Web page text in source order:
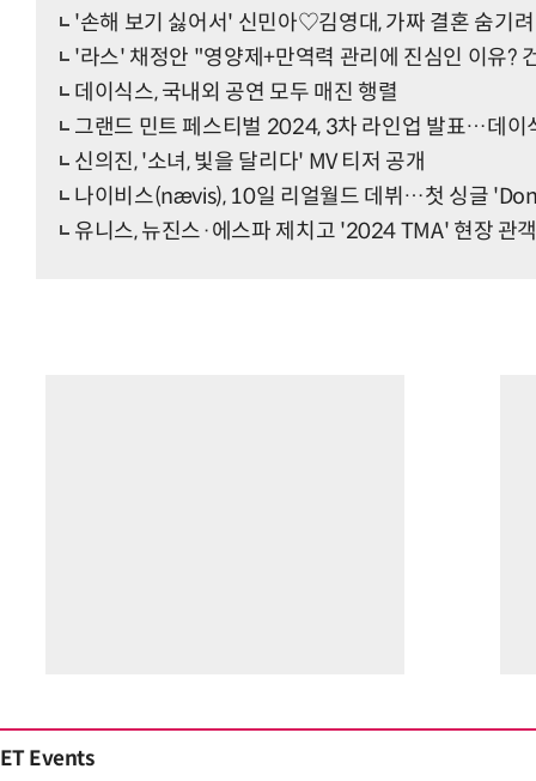
'손해 보기 싫어서' 신민아♡김영대, 가짜 결혼 숨기
'라스' 채정안 "영양제+만역력 관리에 진심인 이유?
데이식스, 국내외 공연 모두 매진 행렬
그랜드 민트 페스티벌 2024, 3차 라인업 발표…데이
신의진, '소녀, 빛을 달리다' MV 티저 공개
나이비스(nævis), 10일 리얼월드 데뷔…첫 싱글
유니스, 뉴진스·에스파 제치고 '2024 TMA' 현장 관
ET Events